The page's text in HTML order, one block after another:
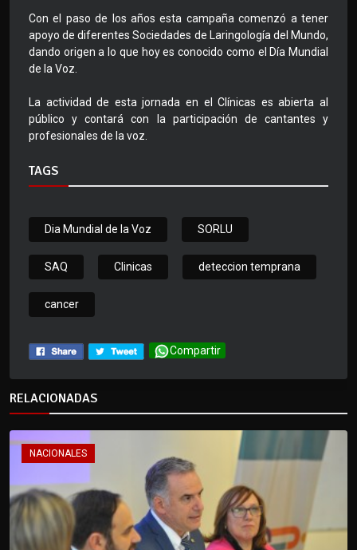
Con el paso de los años esta campaña comenzó a tener
apoyo de diferentes Sociedades de Laringología del Mundo,
dando origen a lo que hoy es conocido como el Día Mundial
de la Voz.
La actividad de esta jornada en el Clínicas es abierta al
público y contará con la participación de cantantes y
profesionales de la voz.
TAGS
Dia Mundial de la Voz SORLU
SAQ Clinicas deteccion temprana
cancer
Compartir
RELACIONADAS
NACIONALES